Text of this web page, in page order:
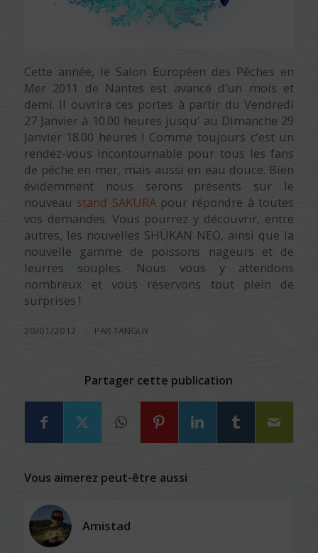
Cette année, le Salon Européen des Pêches en
Mer 2011 de Nantes est avancé d’un mois et
demi. Il ouvrira ces portes à partir du Vendredi
27 Janvier à 10.00 heures jusqu’ au Dimanche 29
Janvier 18.00 heures ! Comme toujours c’est un
rendez-vous incontournable pour tous les fans
de pêche en mer, mais aussi en eau douce. Bien
évidemment nous serons présents sur le
nouveau stand SAKURApour répondre à toutes
vos demandes. Vous pourrez y découvrir, entre
autres, les nouvelles SHÜKAN NEO, ainsi que la
nouvelle gamme de poissons nageurs et de
leurres souples. Nous vous y attendons
nombreux et vous réservons tout plein de
surprises !
20/01/2012 PAR TANGUY
Partager cette publication
Vous aimerez peut-être aussi
Amistad